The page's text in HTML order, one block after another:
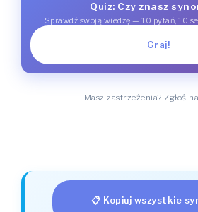
Quiz: Czy znasz
Sprawdź swoją wiedzę — 10 pytań, 10
Graj!
Masz zastrzeżenia? Zgłoś
📋 Kopiuj wszystkie